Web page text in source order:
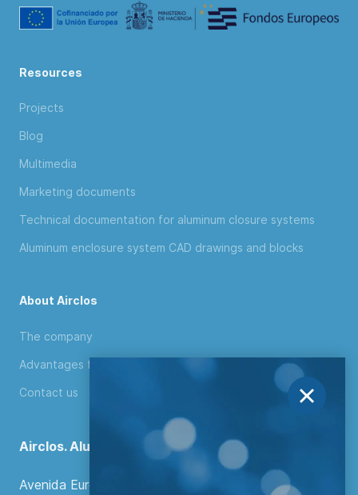
Resources
Projects
Blog
Multimedia
Marketing documents
Technical documentation for aluminum closure systems
Aluminum enclosure system CAD drawings and blocks
About Airclos
The company
Advantages for distributors
Contact us
Airclos. Aluminium Systems
Avenida Europa, 103